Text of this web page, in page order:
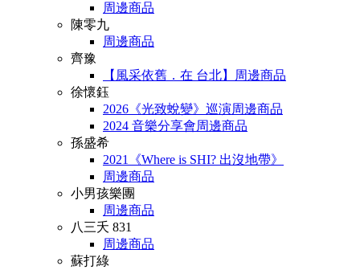
周邊商品
陳零九
周邊商品
齊豫
【風采依舊．在 台北】周邊商品
徐懷鈺
2026《光致蛻變》巡演周邊商品
2024 音樂分享會周邊商品
孫盛希
2021《Where is SHI? 出沒地帶》
周邊商品
小男孩樂團
周邊商品
八三夭 831
周邊商品
蘇打綠